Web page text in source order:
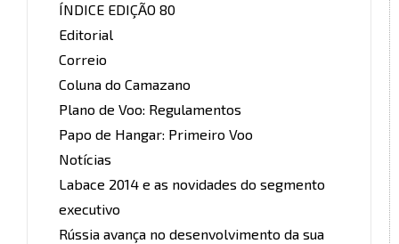
ÍNDICE EDIÇÃO 80
Editorial
Correio
Coluna do Camazano
Plano de Voo: Regulamentos
Papo de Hangar: Primeiro Voo
Notícias
Labace 2014 e as novidades do segmento
executivo
Rússia avança no desenvolvimento da sua